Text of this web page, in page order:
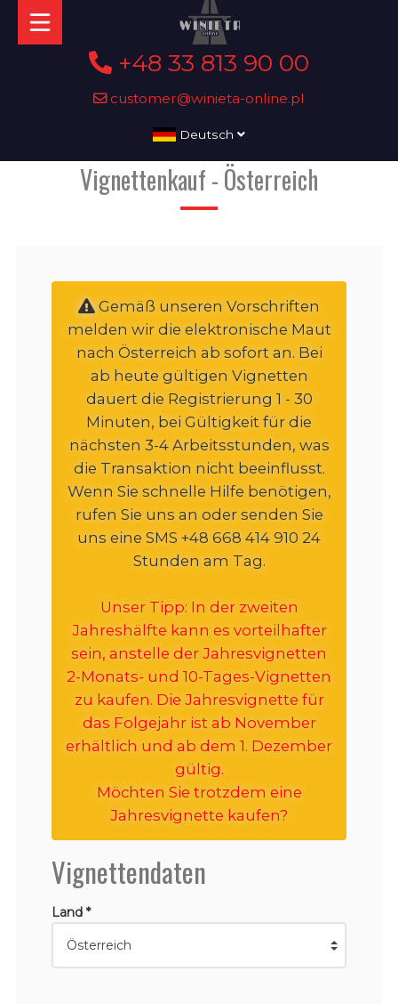
+48 33 813 90 00
customer@winieta-online.pl
Deutsch
Vignettenkauf - Österreich
Gemäß unseren Vorschriften
melden wir die elektronische Maut
nach Österreich ab sofort an. Bei
ab heute gültigen Vignetten
dauert die Registrierung 1 - 30
Minuten, bei Gültigkeit für die
nächsten 3-4 Arbeitsstunden, was
die Transaktion nicht beeinflusst.
Wenn Sie schnelle Hilfe benötigen,
rufen Sie uns an oder senden Sie
uns eine SMS +48 668 414 910 24
Stunden am Tag.
Unser Tipp: In der zweiten
Jahreshälfte kann es vorteilhafter
sein, anstelle der Jahresvignetten
2-Monats- und 10-Tages-Vignetten
zu kaufen. Die Jahresvignette für
das Folgejahr ist ab November
erhältlich und ab dem 1. Dezember
gültig.
Möchten Sie trotzdem eine
Jahresvignette kaufen?
Vignettendaten
Land *